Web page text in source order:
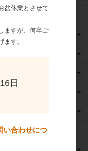
盆休業とさせて
ますが、何卒ご
す。
日
い合わせにつ